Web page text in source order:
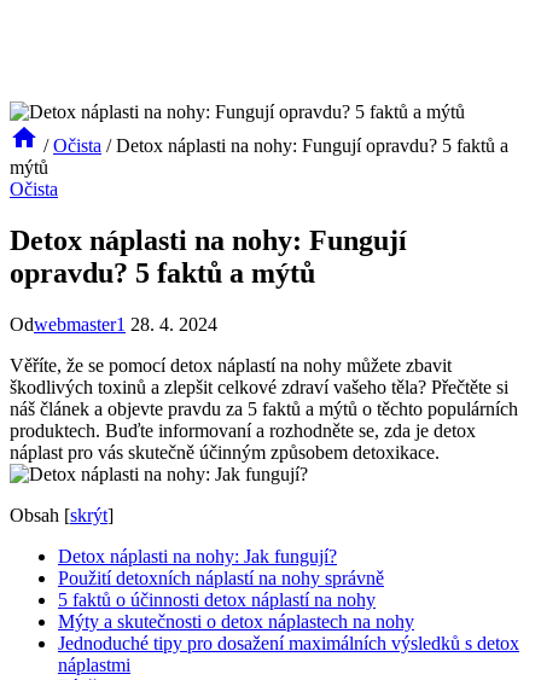
/ Očista / Detox náplasti na nohy: Fungují opravdu? 5 faktů a
mýtů
Očista
Detox náplasti na nohy: Fungují
opravdu? 5 faktů a mýtů
Odwebmaster1 28. 4. 2024
Věříte, že se pomocí detox náplastí na ​nohy můžete zbavit
škodlivých toxinů a ⁣zlepšit celkové zdraví vašeho​ těla? Přečtěte si
náš článek a​ objevte pravdu za‌ 5 faktů⁢ a mýtů o těchto populárních​
produktech. Buďte informovaní a rozhodněte se, ‌zda je detox
⁤náplast ⁤pro vás⁤ skutečně účinným⁣ způsobem detoxikace.
Obsah [skrýt]
Detox náplasti na nohy: Jak fungují?
Použití detoxních náplastí na nohy správně
5 faktů o ⁣účinnosti ‌detox náplastí‍ na nohy
Mýty a skutečnosti o detox náplastech na nohy
Jednoduché tipy pro dosažení maximálních výsledků s detox
náplastmi